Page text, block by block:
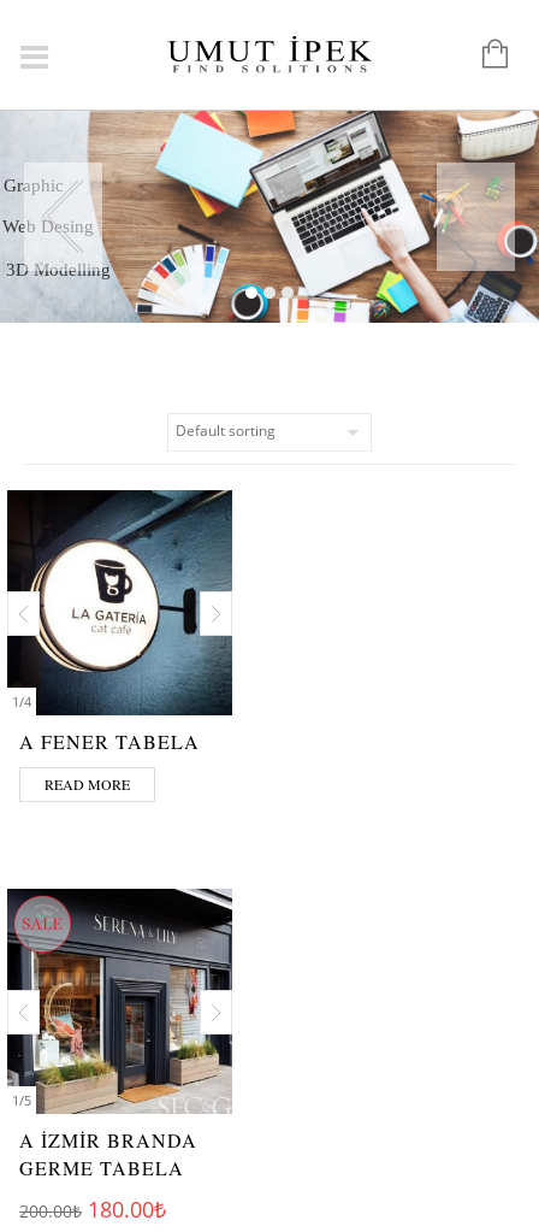
3D Modelling
Graphic
Web Desing
1/4
A FENER TABELA
READ MORE
1/5
A İZMİR BRANDA
GERME TABELA
200.00₺ Original price was: 200.00₺.
180.00₺Current price is: 180.00₺.